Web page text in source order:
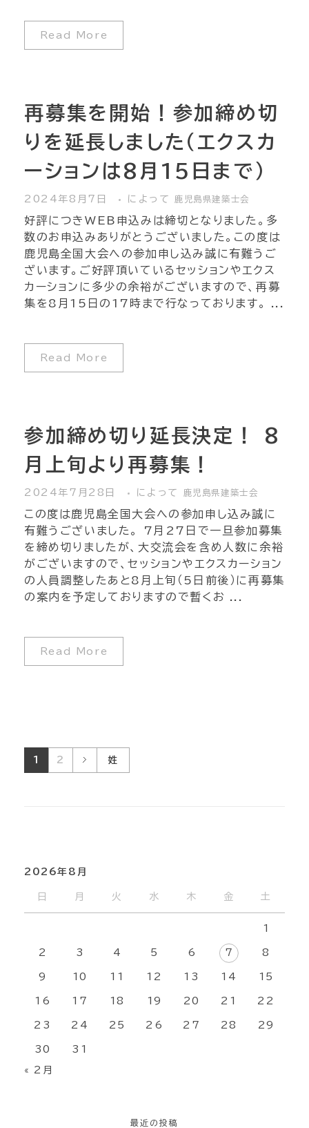
Read More
再募集を開始！参加締め切
りを延長しました（エクスカ
ーションは8月15日まで）
2024年8月7日 によって 鹿児島県建築士会
好評につきWEB申込みは締切となりました。多
数のお申込みありがとうございました。この度は
鹿児島全国大会への参加申し込み誠に有難うご
ざいます。ご好評頂いているセッションやエクス
カーションに多少の余裕がございますので、再募
集を8月15日の17時まで行なっております。 ...
Read More
参加締め切り延長決定！ 8
月上旬より再募集！
2024年7月28日 によって 鹿児島県建築士会
この度は鹿児島全国大会への参加申し込み誠に
有難うございました。 7月27日で一旦参加募集
を締め切りましたが、大交流会を含め人数に余裕
がございますので、セッションやエクスカーション
の人員調整したあと8月上旬（5日前後）に再募集
の案内を予定しておりますので暫くお ...
Read More
1 2 姓
2026年8月
日 月 火 水 木 金 土
1
2 3 4 5 6 7 8
9 10 11 12 13 14 15
16 17 18 19 20 21 22
23 24 25 26 27 28 29
30 31
« 2月
最近の投稿